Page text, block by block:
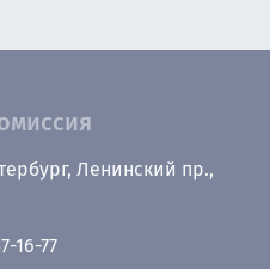
Ленинский пр.,
16-77